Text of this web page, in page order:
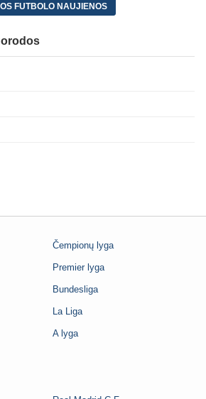
FUTBOLO NAUJIENOS
Čempionų lyga
Premier lyga
Bundesliga
La Liga
A lyga